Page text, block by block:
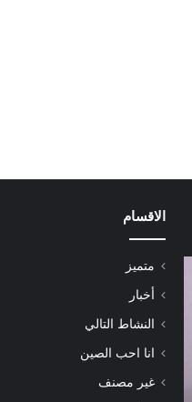
الاقسام
متميز
أخبار
النشاط التالي
انا احب الصين
غير مصنف